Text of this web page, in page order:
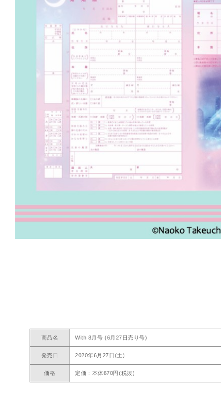
商品名 With 8月号 (6月27日売り号)
発売日 2020年6月27日(土)
価格 定価：本体670円(税抜)